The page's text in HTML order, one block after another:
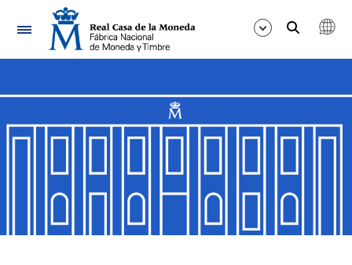
Navegación
Mostrar/Ocultar
Mostrar/Ocultar
Mostrar/Ocultar